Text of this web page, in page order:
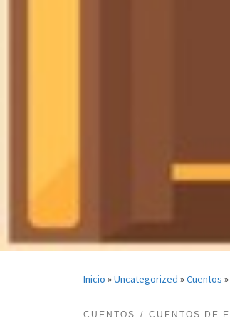
Inicio »Uncategorized »Cuentos »
CUENTOS CUENTOS DE